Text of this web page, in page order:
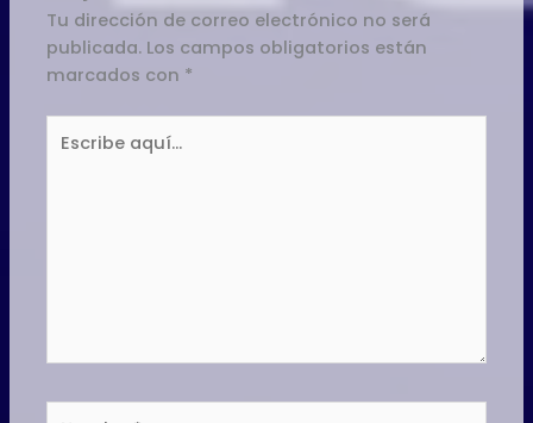
Tu dirección de correo electrónico no será
publicada. Los campos obligatorios están
marcados con *
aquí...